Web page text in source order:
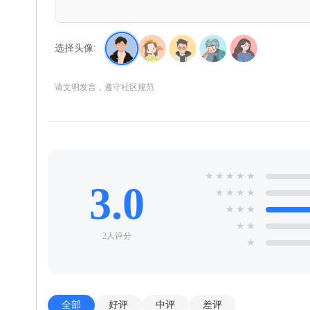
选择头像:
请文明发言，遵守社区规范
3.0
2人评分
★ ★ ★ ★ ★
★ ★ ★ ★
★ ★ ★
★ ★
★
全部 好评 中评 差评